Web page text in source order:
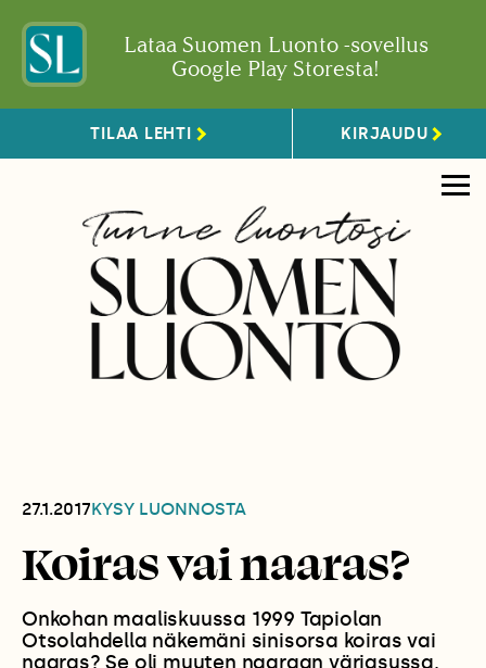
Lataa Suomen Luonto -sovellus
Google Play Storesta!
TILAA LEHTI KIRJAUDU
27.1.2017KYSY LUONNOSTA
Koiras vai naaras?
Onkohan maaliskuussa 1999 Tapiolan
Otsolahdella näkemäni sinisorsa koiras vai
naaras? Se oli muuten naaraan väriasussa,